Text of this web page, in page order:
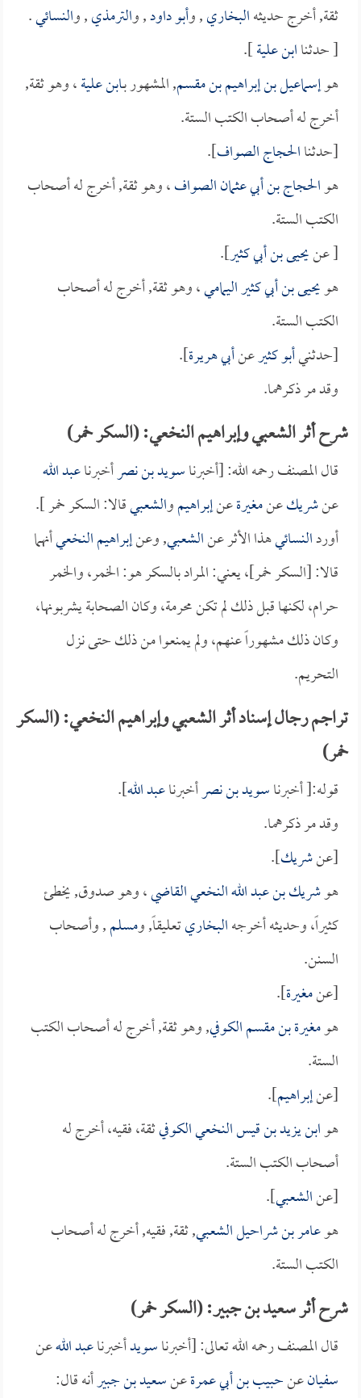
ثقة, أخرج حديثهالبخاري, وأبو داود, والترمذي, والنسائي.
[ حدثناابن علية].
هوإسماعيل بن إبراهيم بن مقسم, المشهور بـابن علية، وهو ثقة,
أخرج له أصحاب الكتب الستة.
[حدثناالحجاج الصواف].
هوالحجاج بن أبي عثمان الصواف، وهو ثقة, أخرج له أصحاب
الكتب الستة.
[ عنيحيى بن أبي كثير].
هويحيى بن أبي كثير اليمامي، وهو ثقة, أخرج له أصحاب
الكتب الستة.
[حدثنيأبو كثيرعنأبي هريرة].
وقد مر ذكرهما.
شرح أثر الشعبي وإبراهيم النخعي: (السكر خمر)
قال المصنف رحمه الله: [أخبرناسويد بن نصرأخبرناعبد الله
عنشريكعنمغيرةعنإبراهيموالشعبيقالا: السكر خمر ].
أوردالنسائيهذا الأثر عنالشعبي, وعنإبراهيم النخعيأنهما
قالا: [السكر خمر]، يعني: المراد بالسكر هو: الخمر، والخمر
حرام، لكنها قبل ذلك لم تكن محرمة، وكان الصحابة يشربونها،
وكان ذلك مشهوراً عنهم، ولم يمنعوا من ذلك حتى نزل
التحريم.
تراجم رجال إسناد أثر الشعبي وإبراهيم النخعي: (السكر
خمر)
قوله:[ أخبرناسويد بن نصرأخبرناعبد الله].
وقد مر ذكرهما.
[عنشريك].
هوشريك بن عبد الله النخعي القاضي، وهو صدوق, يخطئ
كثيراً، وحديثه أخرجهالبخاريتعليقاً, ومسلم, وأصحاب
السنن.
[عنمغيرة].
هومغيرة بن مقسم الكوفي, وهو ثقة, أخرج له أصحاب الكتب
الستة.
[عنإبراهيم].
هوابن يزيد بن قيس النخعي الكوفيثقة، فقيه، أخرج له
أصحاب الكتب الستة.
[عنالشعبي].
هوعامر بن شراحيل الشعبي, ثقة, فقيه, أخرج له أصحاب
الكتب الستة.
شرح أثر سعيد بن جبير: (السكر خمر)
قال المصنف رحمه الله تعالى: [أخبرناسويدأخبرناعبد اللهعن
سفيانعنحبيب بن أبي عمرةعنسعيد بن جبيرأنه قال: